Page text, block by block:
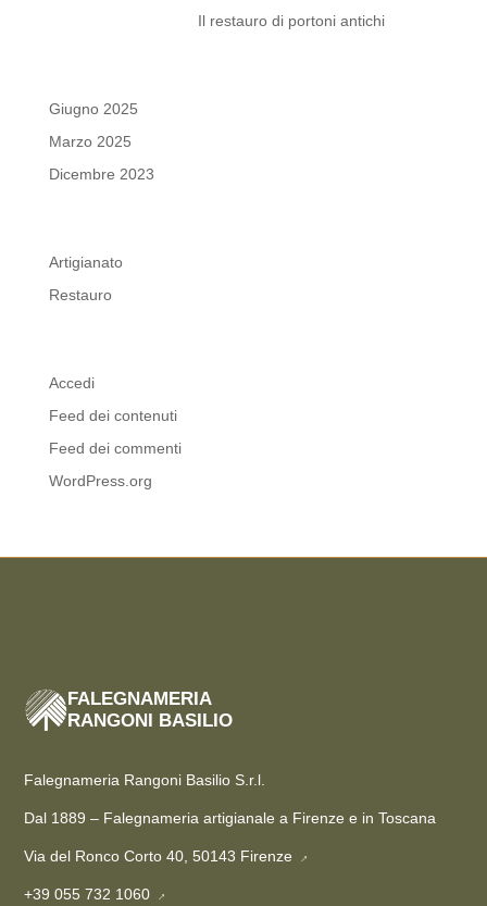
Il restauro di portoni antichi
Giugno 2025
Marzo 2025
Dicembre 2023
Artigianato
Restauro
Accedi
Feed dei contenuti
Feed dei commenti
WordPress.org
FALEGNAMERIA
RANGONI BASILIO
Falegnameria Rangoni Basilio S.r.l.
Dal 1889 – Falegnameria artigianale a Firenze e in Toscana
Via del Ronco Corto 40, 50143 Firenze →
+39 055 732 1060 →